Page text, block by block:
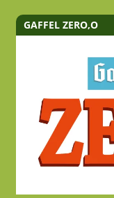
GAFFEL ZERO,O